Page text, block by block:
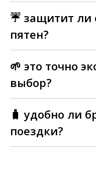
☔ защитит
пятен?
🌱 это точно
выбор?
🧳 удобно ли
поездки?